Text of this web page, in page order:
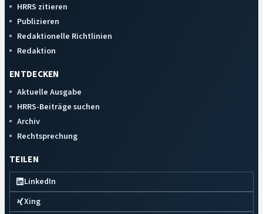
HRRS zitieren
Publizieren
Redaktionelle Richtlinien
Redaktion
ENTDECKEN
Aktuelle Ausgabe
HRRS-Beiträge suchen
Archiv
Rechtsprechung
TEILEN
LinkedIn
Xing